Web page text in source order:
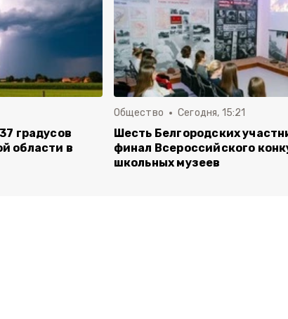
градусов
области в
Общество Сегодня, 15:21
Шесть Белгородских
финал Всероссийского
школьных музеев